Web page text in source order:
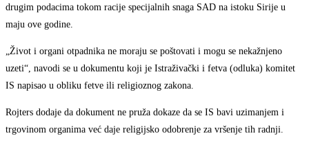
drugim podacima tokom racije specijalnih snaga SAD na istoku Sirije u
maju ove godine.
„Život i organi otpadnika ne moraju se poštovati i mogu se nekažnjeno
uzeti“, navodi se u dokumentu koji je Istraživački i fetva (odluka) komitet
IS napisao u obliku fetve ili religioznog zakona.
Rojters dodaje da dokument ne pruža dokaze da se IS bavi uzimanjem i
trgovinom organima već daje religijsko odobrenje za vršenje tih radnji.